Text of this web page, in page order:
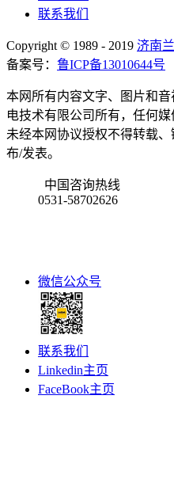
联系我们
Copyright © 1989 - 2019 济南
备案号： 鲁ICP备13010644号
本网所有内容文字、图片和
电技术有限公司所有，任何
未经本网协议授权不得转载
布/发表。
中国咨询热线
0531-58702626
微信公众号
联系我们
Linkedin主页
FaceBook主页